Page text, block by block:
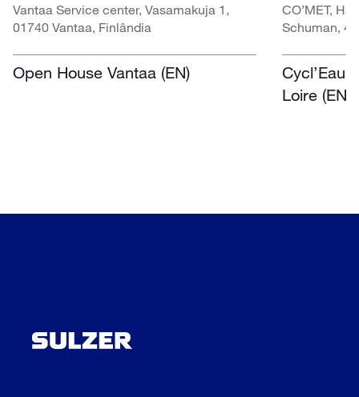
Vantaa Service center, Vasamakuja 1,
01740 Vantaa, Finlândia
Open House Vantaa (EN)
CO’MET,
Schuman,
Cycl’Eau
Loire (EN)